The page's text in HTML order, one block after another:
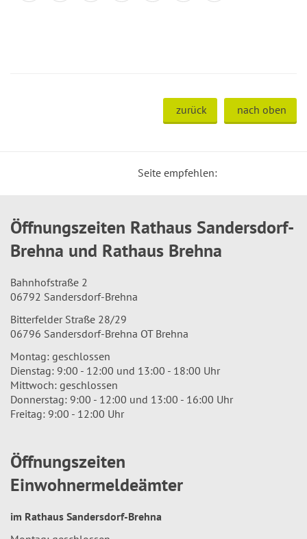
zurück nach oben
Seite empfehlen:
Öffnungszeiten Rathaus Sandersdorf-
Brehna und Rathaus Brehna
Bahnhofstraße 2
06792 Sandersdorf-Brehna
Bitterfelder Straße 28/29
06796 Sandersdorf-Brehna OT Brehna
Montag: geschlossen
Dienstag: 9:00 - 12:00 und 13:00 - 18:00 Uhr
Mittwoch: geschlossen
Donnerstag: 9:00 - 12:00 und 13:00 - 16:00 Uhr
Freitag: 9:00 - 12:00 Uhr
Öffnungszeiten
Einwohnermeldeämter
im Rathaus Sandersdorf-Brehna